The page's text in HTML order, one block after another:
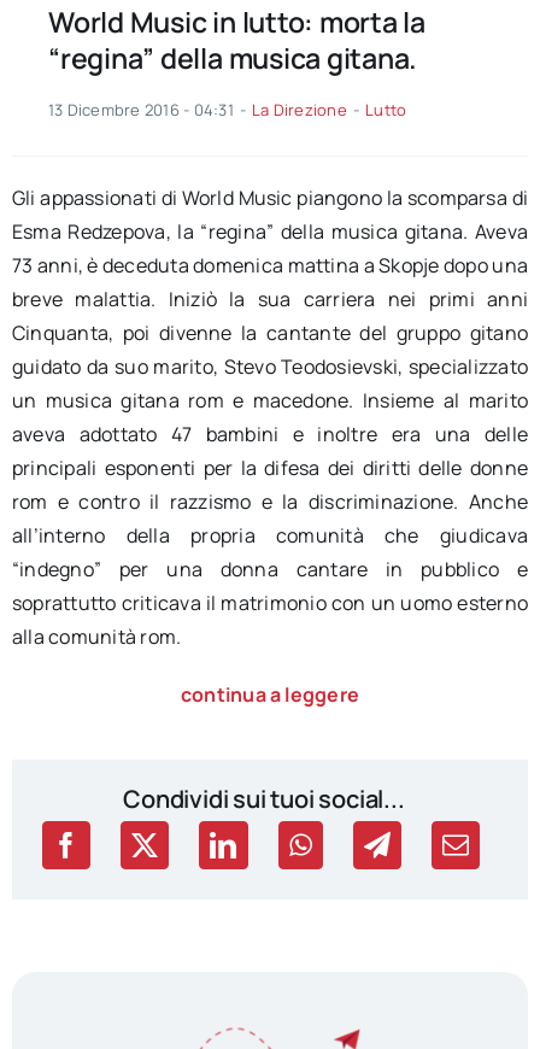
World Music in lutto: morta la
“regina” della musica gitana.
13 Dicembre 2016 - 04:31 - La Direzione - Lutto
Gli appassionati di World Music piangono la scomparsa di
Esma Redzepova, la “regina” della musica gitana. Aveva
73 anni, è deceduta domenica mattina a Skopje dopo una
breve malattia. Iniziò la sua carriera nei primi anni
Cinquanta, poi divenne la cantante del gruppo gitano
guidato da suo marito, Stevo Teodosievski, specializzato
un musica gitana rom e macedone. Insieme al marito
aveva adottato 47 bambini e inoltre era una delle
principali esponenti per la difesa dei diritti delle donne
rom e contro il razzismo e la discriminazione. Anche
all’interno della propria comunità che giudicava
“indegno” per una donna cantare in pubblico e
soprattutto criticava il matrimonio con un uomo esterno
alla comunità rom.
continua a leggere
Condividi sui tuoi social...